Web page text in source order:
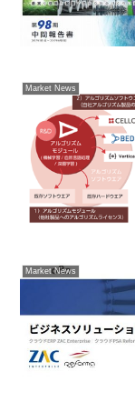
Market News
Market News